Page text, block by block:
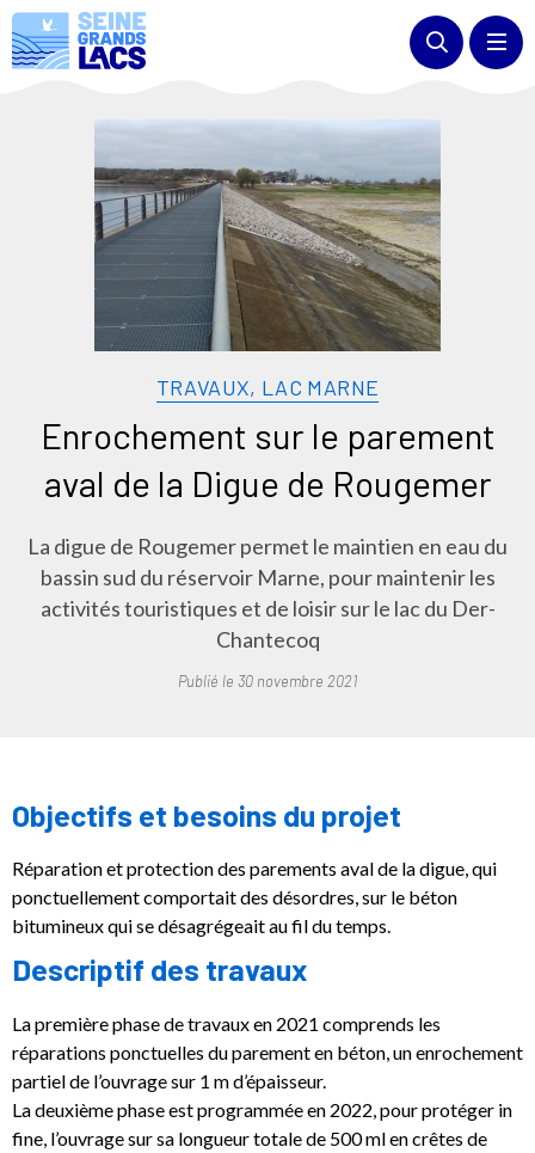
TRAVAUX, LAC MARNE
Enrochement sur le parement
aval de la Digue de Rougemer
La digue de Rougemer permet le maintien en eau du
bassin sud du réservoir Marne, pour maintenir les
activités touristiques et de loisir sur le lac du Der-
Chantecoq
Publié le 30 novembre 2021
Objectifs et besoins du projet
Réparation et protection des parements aval de la digue, qui
ponctuellement comportait des désordres, sur le béton
bitumineux qui se désagrégeait au fil du temps.
Descriptif des travaux
La première phase de travaux en 2021 comprends les
réparations ponctuelles du parement en béton, un enrochement
partiel de l’ouvrage sur 1 m d’épaisseur.
La deuxième phase est programmée en 2022, pour protéger in
fine, l’ouvrage sur sa longueur totale de 500 ml en crêtes de